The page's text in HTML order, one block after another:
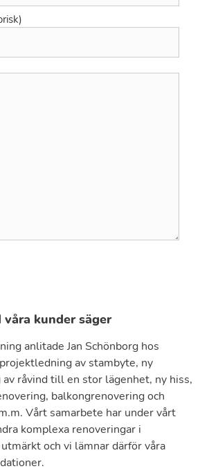
våra kunder säger
anlitade Jan Schönborg hos
av stambyte, ny
råvind till en stor lägenhet, ny hiss,
balkongrenovering och
Vårt samarbete har under vårt
komplexa renoveringar i
och vi lämnar därför våra